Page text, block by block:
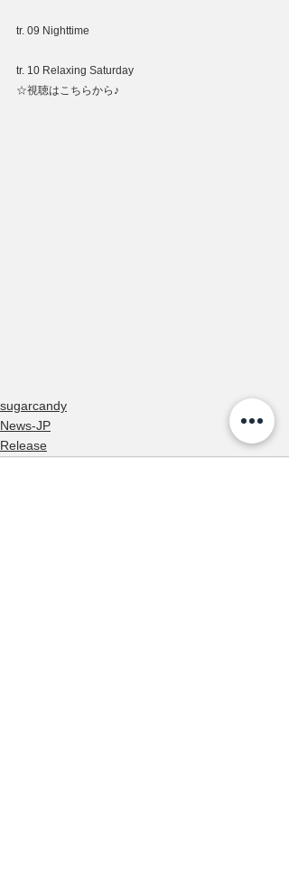
tr. 09 Nighttime
tr. 10 Relaxing Saturday
☆視聴はこちらから♪
sugarcandy
News-JP
Release